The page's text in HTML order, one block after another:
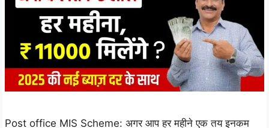
Post office MIS Scheme: अगर आप हर महीने एक तय इनकम